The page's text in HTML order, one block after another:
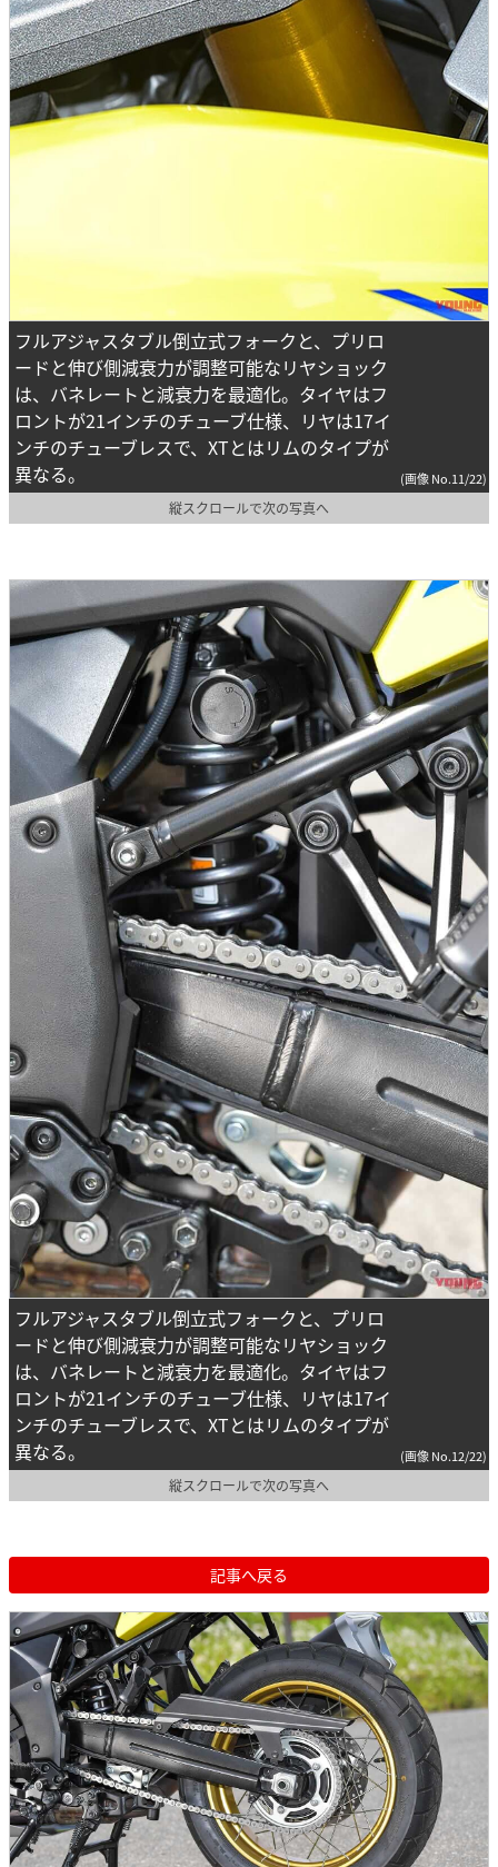
フルアジャスタブル倒立式フォークと、プリロ
ードと伸び側減衰力が調整可能なリヤショック
は、バネレートと減衰力を最適化。タイヤはフ
ロントが21インチのチューブ仕様、リヤは17イ
ンチのチューブレスで、XTとはリムのタイプが
異なる。
(画像 No.11/22)
縦スクロールで次の写真へ
フルアジャスタブル倒立式フォークと、プリロ
ードと伸び側減衰力が調整可能なリヤショック
は、バネレートと減衰力を最適化。タイヤはフ
ロントが21インチのチューブ仕様、リヤは17イ
ンチのチューブレスで、XTとはリムのタイプが
異なる。
(画像 No.12/22)
縦スクロールで次の写真へ
記事へ戻る